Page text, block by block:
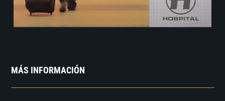
MÁS INFORMACIÓN